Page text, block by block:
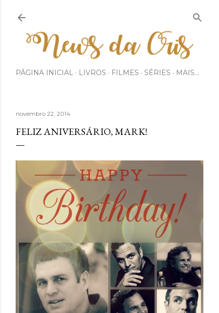
PÁGINA INICIAL LIVROS FILMES SÉRIES MAIS…
novembro 22, 2014
FELIZ ANIVERSÁRIO, MARK!